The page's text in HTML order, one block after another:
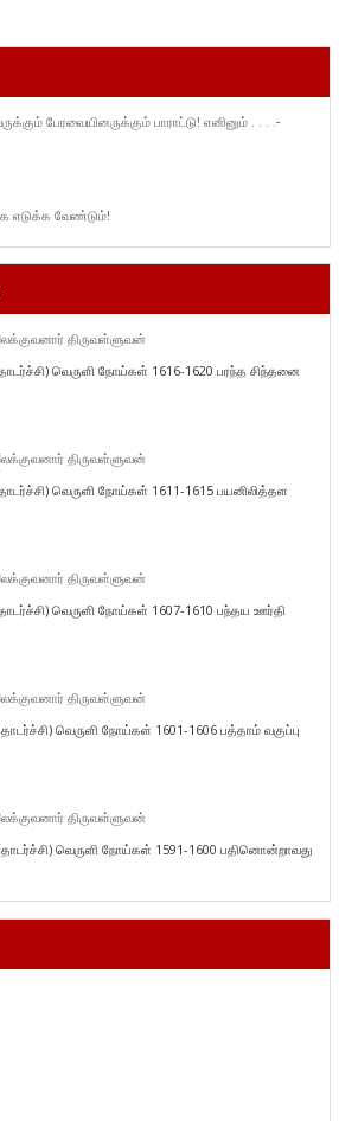
பேரவையினருக்கும் பாராட்டு! எனினும் . . . .-
எடுக்க வேண்டும்!
திருவள்ளுவன்
வெருளி நோய்கள் 1616-1620 பரந்த சிந்தனை
திருவள்ளுவன்
வெருளி நோய்கள் 1611-1615 பயனிலித்தள
திருவள்ளுவன்
வெருளி நோய்கள் 1607-1610 பந்தய ஊர்தி
திருவள்ளுவன்
வெருளி நோய்கள் 1601-1606 பத்தாம் வகுப்பு
திருவள்ளுவன்
வெருளி நோய்கள் 1591-1600 பதினொன்றாவது